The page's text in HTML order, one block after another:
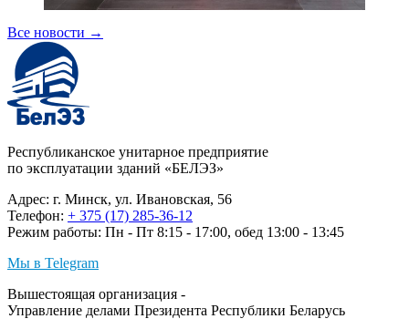
Все новости →
Республиканское унитарное предприятие
по эксплуатации зданий «БЕЛЭЗ»
Адрес: г. Минск, ул. Ивановская, 56
Телефон: + 375 (17) 285-36-12
Режим работы: Пн - Пт 8:15 - 17:00, обед 13:00 - 13:45
Мы в Telegram
Вышестоящая организация -
Управление делами Президента Республики Беларусь